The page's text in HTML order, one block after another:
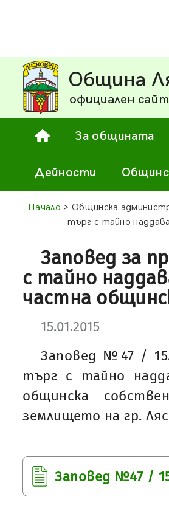
Община
официален сайт
За общината
Дейности
Начало > Общинска
търг с тайно
Заповед за
с тайно
частна
15.01.2015
Заповед №47 /
търг с тайно
общинска
землището на гр.
Заповед №47 /